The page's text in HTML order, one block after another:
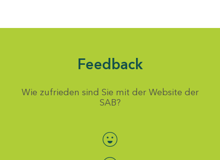
Feedback
Wie zufrieden sind Sie mit der Website der
SAB?
Bewertung auswählen